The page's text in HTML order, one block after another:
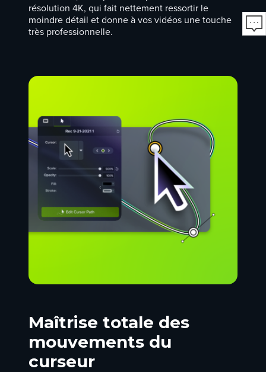
résolution 4K, qui fait nettement ressortir le
moindre détail et donne à vos vidéos une touche
très professionnelle.
Maîtrise totale des
mouvements du
curseur